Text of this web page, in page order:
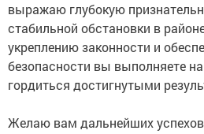
выражаю глубокую
стабильной обстановки в
укреплению законности и
безопасности вы выполняете
гордиться достигнутыми
Желаю вам дальнейших успехов